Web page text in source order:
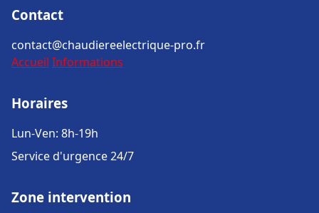
Contact
contact@chaudiereelectrique-pro.fr
Accueil Informations
Horaires
Lun-Ven: 8h-19h
Service d'urgence 24/7
Zone intervention